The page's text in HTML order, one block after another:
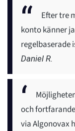
Efter tre
konto känner
regelbaserade
Daniel R.
och
via Algonovax